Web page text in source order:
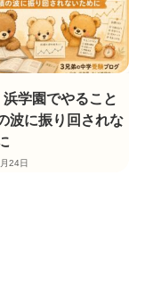
浜学園でやること
波に振り回されな
24日